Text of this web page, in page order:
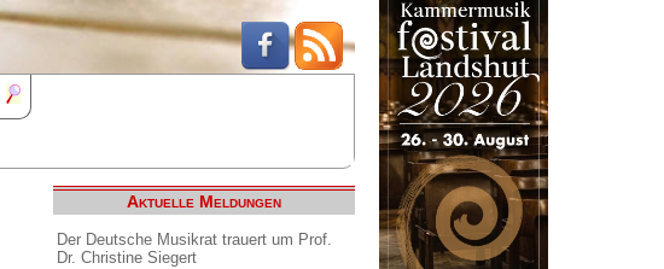
Aktuelle Meldungen
Der Deutsche Musikrat trauert um Prof.
Dr. Christine Siegert